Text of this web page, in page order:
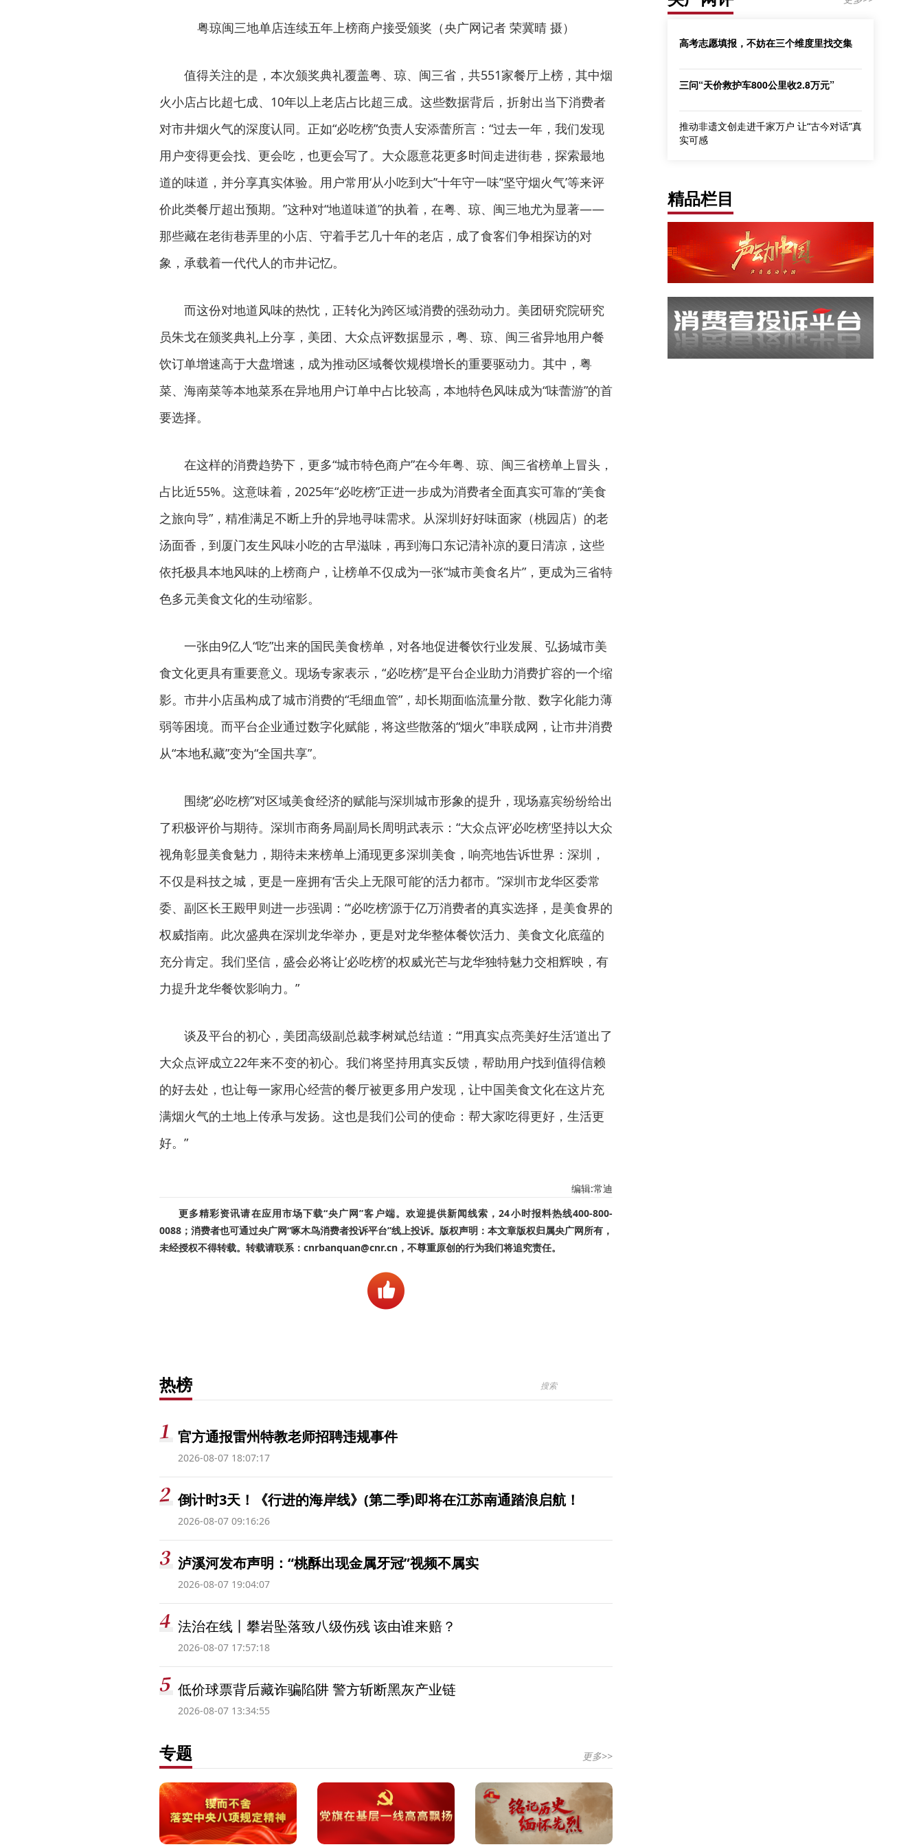
粤琼闽三地单店连续五年上榜商户接受颁奖（央广网记者 荣冀晴 摄）
值得关注的是，本次颁奖典礼覆盖粤、琼、闽三省，共551家餐厅上榜，其中烟
火小店占比超七成、10年以上老店占比超三成。这些数据背后，折射出当下消费者
对市井烟火气的深度认同。正如“必吃榜”负责人安添蕾所言：“过去一年，我们发现
用户变得更会找、更会吃，也更会写了。大众愿意花更多时间走进街巷，探索最地
道的味道，并分享真实体验。用户常用‘从小吃到大’‘十年守一味’‘坚守烟火气’等来评
价此类餐厅超出预期。”这种对“地道味道”的执着，在粤、琼、闽三地尤为显著——
那些藏在老街巷弄里的小店、守着手艺几十年的老店，成了食客们争相探访的对
象，承载着一代代人的市井记忆。
而这份对地道风味的热忱，正转化为跨区域消费的强劲动力。美团研究院研究
员朱戈在颁奖典礼上分享，美团、大众点评数据显示，粤、琼、闽三省异地用户餐
饮订单增速高于大盘增速，成为推动区域餐饮规模增长的重要驱动力。其中，粤
菜、海南菜等本地菜系在异地用户订单中占比较高，本地特色风味成为“味蕾游”的首
要选择。
在这样的消费趋势下，更多“城市特色商户”在今年粤、琼、闽三省榜单上冒头，
占比近55%。这意味着，2025年“必吃榜”正进一步成为消费者全面真实可靠的“美食
之旅向导”，精准满足不断上升的异地寻味需求。从深圳好好味面家（桃园店）的老
汤面香，到厦门友生风味小吃的古早滋味，再到海口东记清补凉的夏日清凉，这些
依托极具本地风味的上榜商户，让榜单不仅成为一张“城市美食名片”，更成为三省特
色多元美食文化的生动缩影。
一张由9亿人“吃”出来的国民美食榜单，对各地促进餐饮行业发展、弘扬城市美
食文化更具有重要意义。现场专家表示，“必吃榜”是平台企业助力消费扩容的一个缩
影。市井小店虽构成了城市消费的“毛细血管”，却长期面临流量分散、数字化能力薄
弱等困境。而平台企业通过数字化赋能，将这些散落的“烟火”串联成网，让市井消费
从“本地私藏”变为“全国共享”。
围绕“必吃榜”对区域美食经济的赋能与深圳城市形象的提升，现场嘉宾纷纷给出
了积极评价与期待。深圳市商务局副局长周明武表示：“大众点评‘必吃榜’坚持以大众
视角彰显美食魅力，期待未来榜单上涌现更多深圳美食，响亮地告诉世界：深圳，
不仅是科技之城，更是一座拥有‘舌尖上无限可能’的活力都市。”深圳市龙华区委常
委、副区长王殿甲则进一步强调：“‘必吃榜’源于亿万消费者的真实选择，是美食界的
权威指南。此次盛典在深圳龙华举办，更是对龙华整体餐饮活力、美食文化底蕴的
充分肯定。我们坚信，盛会必将让‘必吃榜’的权威光芒与龙华独特魅力交相辉映，有
力提升龙华餐饮影响力。”
谈及平台的初心，美团高级副总裁李树斌总结道：“‘用真实点亮美好生活’道出了
大众点评成立22年来不变的初心。我们将坚持用真实反馈，帮助用户找到值得信赖
的好去处，也让每一家用心经营的餐厅被更多用户发现，让中国美食文化在这片充
满烟火气的土地上传承与发扬。这也是我们公司的使命：帮大家吃得更好，生活更
好。”
编辑:常迪
更多精彩资讯请在应用市场下载“央广网”客户端。欢迎提供新闻线索，24小时报料热线400-800-
0088；消费者也可通过央广网“啄木鸟消费者投诉平台”线上投诉。版权声明：本文章版权归属央广网所有，
未经授权不得转载。转载请联系：cnrbanquan@cnr.cn，不尊重原创的行为我们将追究责任。
热榜
官方通报雷州特教老师招聘违规事件
2026-08-07 18:07:17
倒计时3天！《行进的海岸线》(第二季)即将在江苏南通踏浪启航！
2026-08-07 09:16:26
泸溪河发布声明：“桃酥出现金属牙冠”视频不属实
2026-08-07 19:04:07
法治在线丨攀岩坠落致八级伤残 该由谁来赔？
2026-08-07 17:57:18
低价球票背后藏诈骗陷阱 警方斩断黑灰产业链
2026-08-07 13:34:55
专题 更多>>
高考志愿填报，不妨在三个维度里找交集
三问“天价救护车800公里收2.8万元”
推动非遗文创走进千家万户 让“古今对话”真
实可感
精品栏目